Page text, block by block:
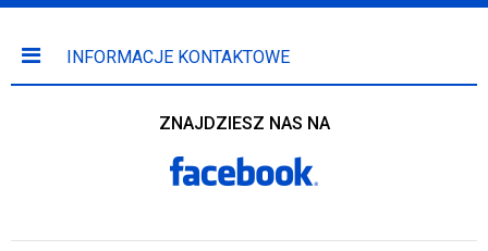
INFORMACJE KONTAKTOWE
ZNAJDZIESZ NAS NA